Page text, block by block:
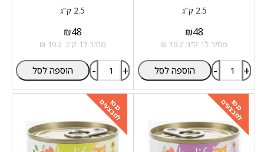
2.5 ק"ג
₪48
מחיר ל1 ק"ג: 19.2 ₪
- + הוספה לסל
2.5 ק"ג
₪48
מחיר ל1 ק"ג: 19.2 ₪
- + הוספה לסל
כנסו
למבצעים כנסו
למבצעים